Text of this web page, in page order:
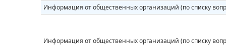
Информация от общественных организаций (по списку
Информация от общественных организаций (по списку